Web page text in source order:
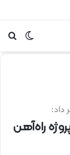
تغییر
پوسته
داد:
به پروژه راه‌آهن